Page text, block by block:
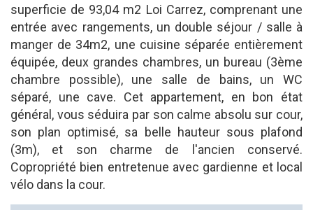
superficie de 93,04 m2 Loi Carrez, comprenant une
entrée avec rangements, un double séjour / salle à
manger de 34m2, une cuisine séparée entièrement
équipée, deux grandes chambres, un bureau (3ème
chambre possible), une salle de bains, un WC
séparé, une cave. Cet appartement, en bon état
général, vous séduira par son calme absolu sur cour,
son plan optimisé, sa belle hauteur sous plafond
(3m), et son charme de l'ancien conservé.
Copropriété bien entretenue avec gardienne et local
vélo dans la cour.